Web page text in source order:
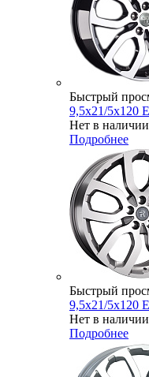
Быстрый
9,5x21/5x120
Нет в наличии
Подробнее
Быстрый
9,5x21/5x120
Нет в наличии
Подробнее